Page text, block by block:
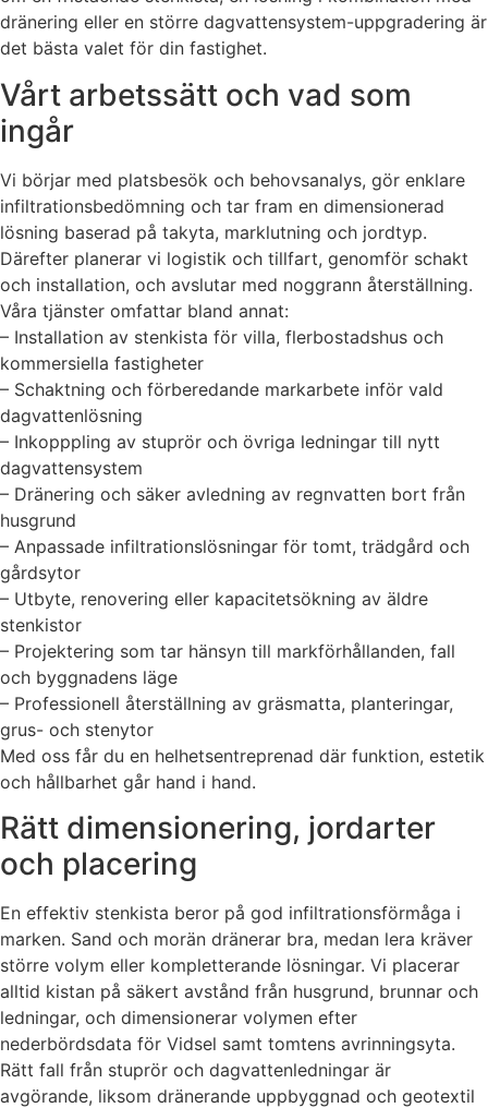
dränering eller en större dagvattensystem-uppgradering är
det bästa valet för din fastighet.
Vårt arbetssätt och vad som
ingår
Vi börjar med platsbesök och behovsanalys, gör enklare
infiltrationsbedömning och tar fram en dimensionerad
lösning baserad på takyta, marklutning och jordtyp.
Därefter planerar vi logistik och tillfart, genomför schakt
och installation, och avslutar med noggrann återställning.
Våra tjänster omfattar bland annat:
– Installation av stenkista för villa, flerbostadshus och
kommersiella fastigheter
– Schaktning och förberedande markarbete inför vald
dagvattenlösning
– Inkopppling av stuprör och övriga ledningar till nytt
dagvattensystem
– Dränering och säker avledning av regnvatten bort från
husgrund
– Anpassade infiltrationslösningar för tomt, trädgård och
gårdsytor
– Utbyte, renovering eller kapacitetsökning av äldre
stenkistor
– Projektering som tar hänsyn till markförhållanden, fall
och byggnadens läge
– Professionell återställning av gräsmatta, planteringar,
grus- och stenytor
Med oss får du en helhetsentreprenad där funktion, estetik
och hållbarhet går hand i hand.
Rätt dimensionering, jordarter
och placering
En effektiv stenkista beror på god infiltrationsförmåga i
marken. Sand och morän dränerar bra, medan lera kräver
större volym eller kompletterande lösningar. Vi placerar
alltid kistan på säkert avstånd från husgrund, brunnar och
ledningar, och dimensionerar volymen efter
nederbördsdata för Vidsel samt tomtens avrinningsyta.
Rätt fall från stuprör och dagvattenledningar är
avgörande, liksom dränerande uppbyggnad och geotextil